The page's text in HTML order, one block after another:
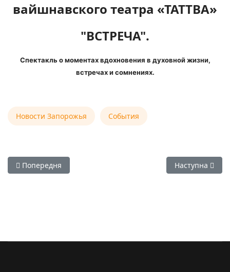
вайшнавского театра «ТАТТВА»
"ВСТРЕЧА".
Спектакль о моментах вдохновения в духовной жизни,
встречах и сомнениях.
Новости Запорожья События
Попередня стаття: 03.02.17 - Вайшнавский женский клуб
Попередня Наступна
Наступна